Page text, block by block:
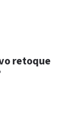
retoque